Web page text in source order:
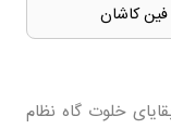
کاشان
خلوت گاه نظام